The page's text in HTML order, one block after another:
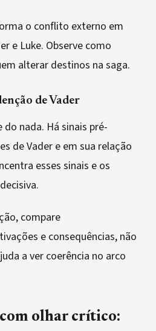
o conflito externo em
e Luke. Observe como
alterar destinos na saga.
de Vader
nada. Há sinais pré-
de Vader e em sua relação
esses sinais e os
compare
e consequências, não
a ver coerência no arco
olhar crítico: